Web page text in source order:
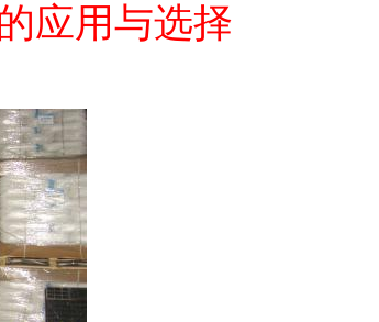
应用与选择